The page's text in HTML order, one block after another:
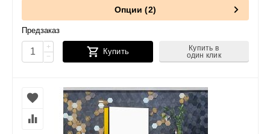
Опции (2)
Предзаказ
+
−
Купить
Купить в
один клик